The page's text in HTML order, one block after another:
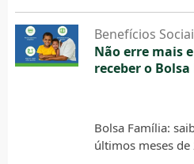
Benefícios
Não erre mais
receber o
Bolsa Família:
últimos meses de